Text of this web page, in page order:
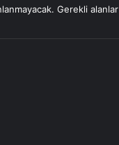
Gerekli alanlar